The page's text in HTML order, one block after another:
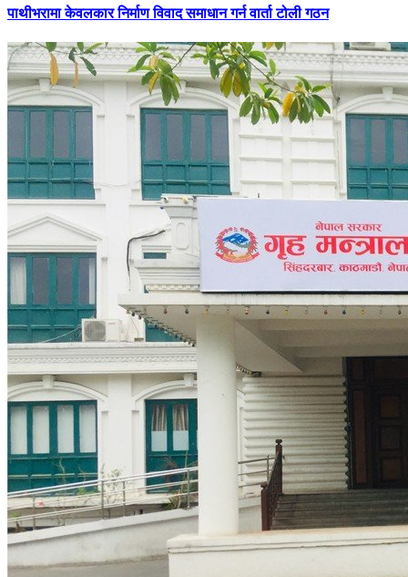
पाथीभरामा केवलकार निर्माण विवाद समाधान गर्न वार्ता टोली गठन